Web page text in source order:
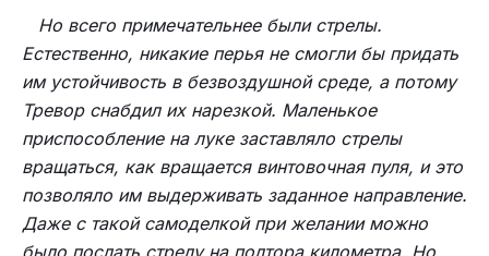
Но всего примечательнее были стрелы.
Естественно, никакие перья не смогли бы придать
им устойчивость в безвоздушной среде, а потому
Тревор снабдил их нарезкой. Маленькое
приспособление на луке заставляло стрелы
вращаться, как вращается винтовочная пуля, и это
позволяло им выдерживать заданное направление.
Даже с такой самоделкой при желании можно
было послать стрелу на полтора километра. Но